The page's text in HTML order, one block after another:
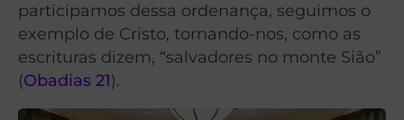
participamos dessa ordenança, seguimos o
exemplo de Cristo, tornando-nos, como as
escrituras dizem, “salvadores no monte Sião”
(Obadias 21).